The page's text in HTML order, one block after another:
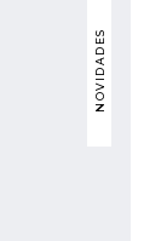
NOVIDADES